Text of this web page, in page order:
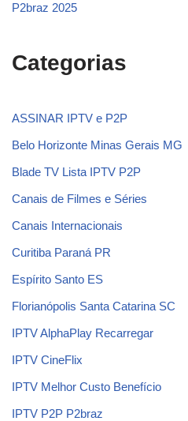
P2braz 2025
Categorias
ASSINAR IPTV e P2P
Belo Horizonte Minas Gerais MG
Blade TV Lista IPTV P2P
Canais de Filmes e Séries
Canais Internacionais
Curitiba Paraná PR
Espírito Santo ES
Florianópolis Santa Catarina SC
IPTV AlphaPlay Recarregar
IPTV CineFlix
IPTV Melhor Custo Benefício
IPTV P2P P2braz